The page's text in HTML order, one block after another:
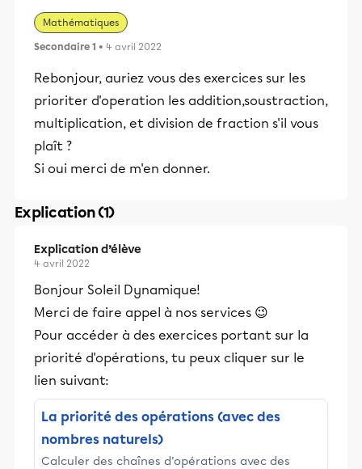
Mathématiques
Secondaire 1 • 4 avril 2022
Rebonjour, auriez vous des exercices sur les
prioriter d'operation les addition,soustraction,
multiplication, et division de fraction s'il vous
plaît ?
Si oui merci de m'en donner.
Explication (1)
Explication d’élève
4 avril 2022
Bonjour Soleil Dynamique!
Merci de faire appel à nos services 😉
Pour accéder à des exercices portant sur la
priorité d'opérations, tu peux cliquer sur le
lien suivant:
La priorité des opérations (avec des
nombres naturels)
Calculer des chaînes d'opérations avec des